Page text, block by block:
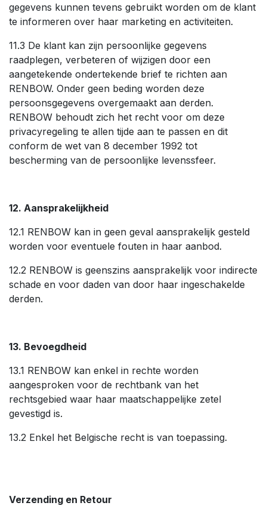
gegevens kunnen tevens gebruikt worden om de klant
te informeren over haar marketing en activiteiten.
11.3 De klant kan zijn persoonlijke gegevens
raadplegen, verbeteren of wijzigen door een
aangetekende ondertekende brief te richten aan
RENBOW. Onder geen beding worden deze
persoonsgegevens overgemaakt aan derden.
RENBOW behoudt zich het recht voor om deze
privacyregeling te allen tijde aan te passen en dit
conform de wet van 8 december 1992 tot
bescherming van de persoonlijke levenssfeer.
12. Aansprakelijkheid
12.1 RENBOW kan in geen geval aansprakelijk gesteld
worden voor eventuele fouten in haar aanbod.
12.2 RENBOW is geenszins aansprakelijk voor indirecte
schade en voor daden van door haar ingeschakelde
derden.
13. Bevoegdheid
13.1 RENBOW kan enkel in rechte worden
aangesproken voor de rechtbank van het
rechtsgebied waar haar maatschappelijke zetel
gevestigd is.
13.2 Enkel het Belgische recht is van toepassing.
Verzending en Retour